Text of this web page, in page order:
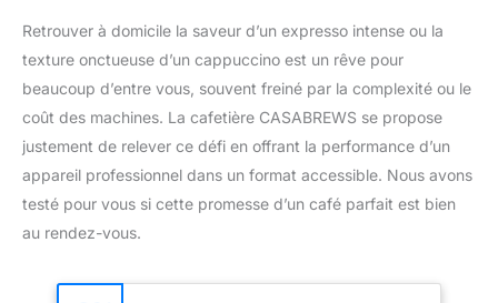
Retrouver à domicile la saveur d’un expresso intense ou la
texture onctueuse d’un cappuccino est un rêve pour
beaucoup d’entre vous, souvent freiné par la complexité ou le
coût des machines. La cafetière CASABREWS se propose
justement de relever ce défi en offrant la performance d’un
appareil professionnel dans un format accessible. Nous avons
testé pour vous si cette promesse d’un café parfait est bien
au rendez-vous.